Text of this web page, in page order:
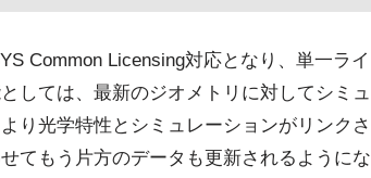
Common Licensing対応となり、単一ライ
しては、最新のジオメトリに対してシミュ
り光学特性とシミュレーションがリンクさ
てもう片方のデータも更新されるようにな